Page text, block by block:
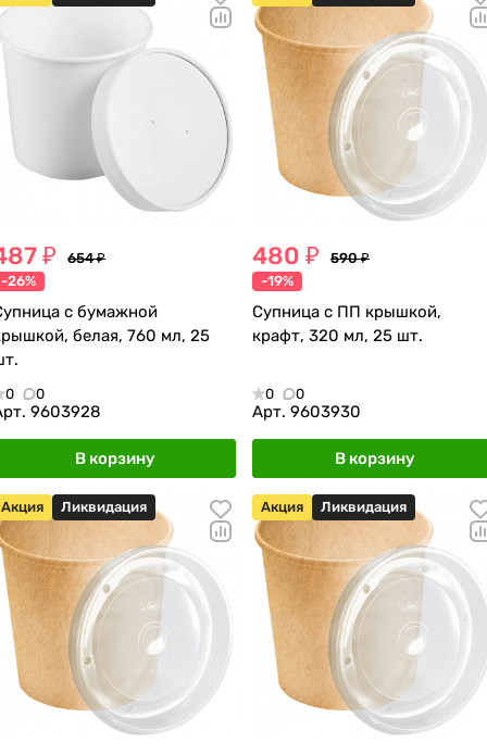
₽
654 ₽
-26%
с бумажной
белая, 760 мл, 25
0 0
9603928
В корзину
480 ₽
590 ₽
-19%
Супница с ПП крышкой,
крафт, 320 мл, 25 шт.
0 0
Арт. 9603930
В корзину
Акция Ликвидация Акция Ликвидация